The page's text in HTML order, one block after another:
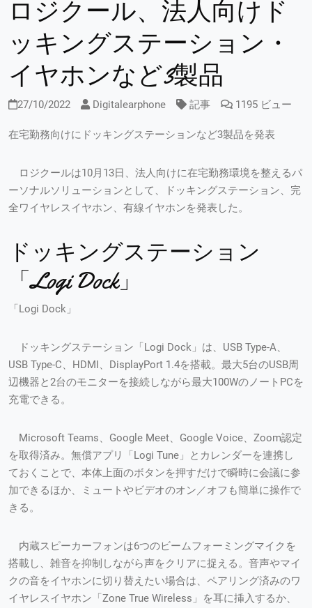
ロジクール、法人向けド
ッキングステーション・
イヤホンなど3製品
27/10/2022 Digitalearphone 記事 1195 ビュー
在宅勤務向けにドッキングステーションなど3製品を発表
ロジクールは10月13日、法人向けに在宅勤務環境を整えるパ
ーソナルソリューションとして、ドッキングステーション、完
全ワイヤレスイヤホン、有線イヤホンを発表した。
ドッキングステーション
「Logi Dock」
「Logi Dock」
ドッキングステーション「Logi Dock」は、USB Type-A、
USB Type-C、HDMI、DisplayPort 1.4を搭載。最大5台のUSB周
辺機器と2台のモニターを接続しながら最大100WのノートPCを
充電できる。
Microsoft Teams、Google Meet、Google Voice、Zoom認定
を取得済み。無償アプリ「Logi Tune」とカレンダーを連携し
ておくことで、本体上面のボタンを押すだけで瞬時に会議に参
加できるほか、ミュートやビデオのオン／オフも簡単に操作で
きる。
内蔵スピーカーフォンは6つのビームフォーミングマイクを
搭載し、雑音を抑制しながら声をクリアに捉える。音声やマイ
クの音をイヤホンに切り替えたい場合は、ペアリング済みのワ
イヤレスイヤホン「Zone True Wireless」を耳に挿入するか、